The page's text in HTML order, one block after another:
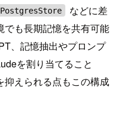
PostgresStore
などに差
でも長期記憶を共有可能
、記憶抽出やプロンプ
を割り当てること
抑えられる点もこの構成